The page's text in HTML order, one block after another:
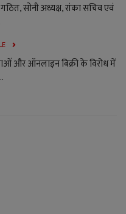
सोनी अध्यक्ष, रांका सचिव एवं
और ऑनलाइन बिक्री के विरोध में